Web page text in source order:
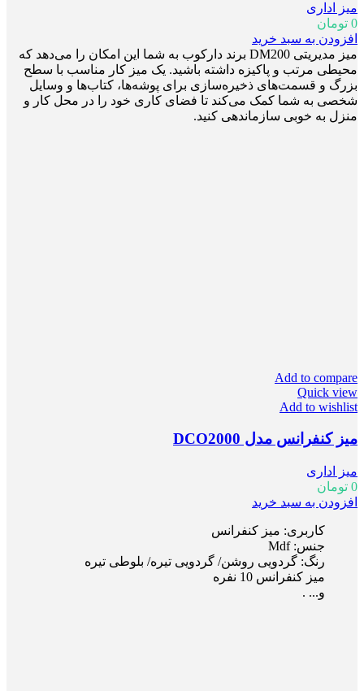
میز اداری
0 تومان
افزودن به سبد خرید
میز مدیریتی DM200 برند دارکوب به شما این امکان را می‌دهد که
محیطی مرتب و پاکیزه داشته باشید. یک میز کار مناسب با سطح
بزرگ و قسمت‌های ذخیره‌سازی برای پوشه‌ها، کتاب‌ها و وسایل
شخصی به شما کمک می‌کند تا فضای کاری خود را در محل کار و
منزل به خوبی سازماندهی کنید.
Add to compare
Quick view
Add to wishlist
میز کنفرانس مدل DCO2000
میز اداری
0 تومان
افزودن به سبد خرید
کاربری: میز کنفرانس
جنس: Mdf
رنگ: گردویی روشن/ گردویی تیره/ بلوطی تیره
میز کنفرانس 10 نفره
و... .